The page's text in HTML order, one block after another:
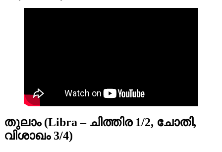
തുലാം (Libra – ചിത്തിര 1/2, ചോതി,
വിശാഖം 3/4)